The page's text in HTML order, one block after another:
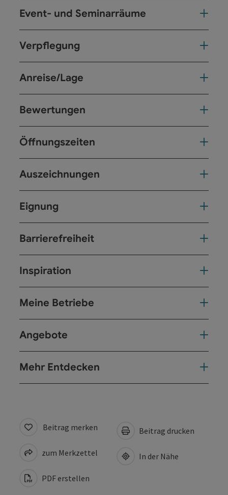
Event- und Seminarräume
Verpflegung
Anreise/Lage
Bewertungen
Öffnungszeiten
Auszeichnungen
Eignung
Barrierefreiheit
Inspiration
Meine Betriebe
Angebote
Mehr Entdecken
Beitrag merken
zum Merkzettel
PDF erstellen
Beitrag drucken
In der Nähe